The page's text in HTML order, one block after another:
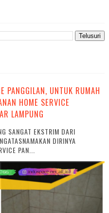
PANGGILAN, UNTUK RUMAH
HOME SERVICE
LAMPUNG
SANGAT EKSTRIM DARI
DIRINYA
PAN...